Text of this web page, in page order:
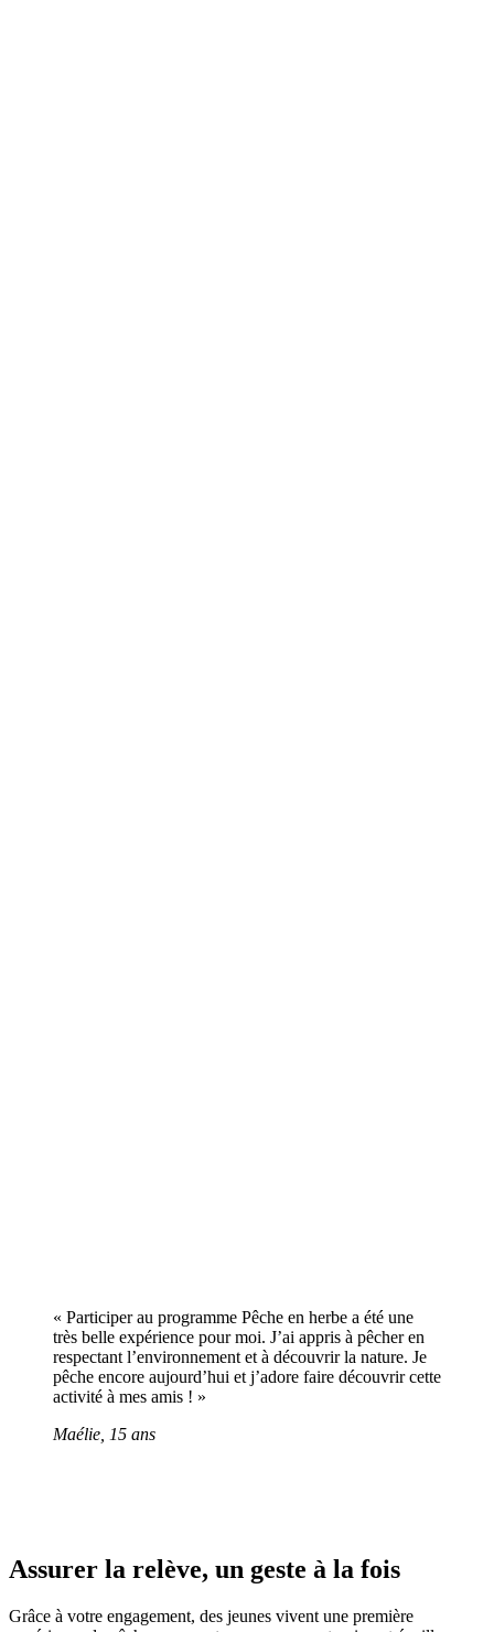
« Participer au programme Pêche en herbe a été une
très belle expérience pour moi. J’ai appris à pêcher en
respectant l’environnement et à découvrir la nature. Je
pêche encore aujourd’hui et j’adore faire découvrir cette
activité à mes amis ! »
Maélie, 15 ans
Assurer la relève, un geste à la fois
Grâce à votre engagement, des jeunes vivent une première